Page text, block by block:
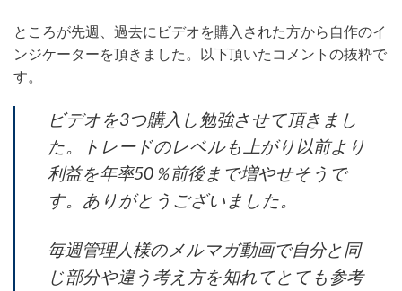
ところが先週、過去にビデオを購入された方から自作のイ
ンジケーターを頂きました。以下頂いたコメントの抜粋で
す。
ビデオを3つ購入し勉強させて頂きまし
た。トレードのレベルも上がり以前より
利益を年率50％前後まで増やせそうで
す。ありがとうございました。
毎週管理人様のメルマガ動画で自分と同
じ部分や違う考え方を知れてとても参考